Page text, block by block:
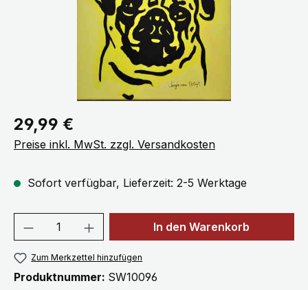
Regulärer Preis:
29,99 €
Preise inkl. MwSt. zzgl. Versandkosten
Sofort verfügbar, Lieferzeit: 2-5 Werktage
Produkt Anzahl: Gib denIn den Warenkorb
Zum Merkzettel hinzufügen
Produktnummer: SW10096